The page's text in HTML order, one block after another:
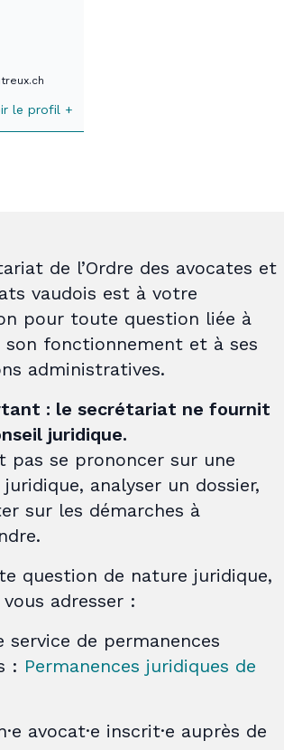
le profil +
de l’Ordre des avocates et
vaudois est à votre
pour toute question liée à
son fonctionnement et à ses
administratives.
: le secrétariat ne fournit
juridique.
pas se prononcer sur une
analyser un dossier,
sur les démarches à
question de nature juridique,
adresser :
service de permanences
: Permanences juridiques de
avocat·e inscrit·e auprès de